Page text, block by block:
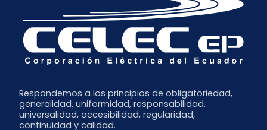
Respondemos a los principios de obligatoriedad,
generalidad, uniformidad, responsabilidad,
universalidad, accesibilidad, regularidad,
continuidad y calidad.